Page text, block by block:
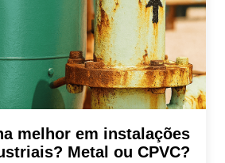
melhor em instalações
Metal ou CPVC?